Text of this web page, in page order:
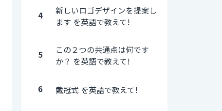
4
新しいロゴデザインを提案し
ます を英語で教えて!
5
この２つの共通点は何です
か？ を英語で教えて!
6 戴冠式 を英語で教えて!